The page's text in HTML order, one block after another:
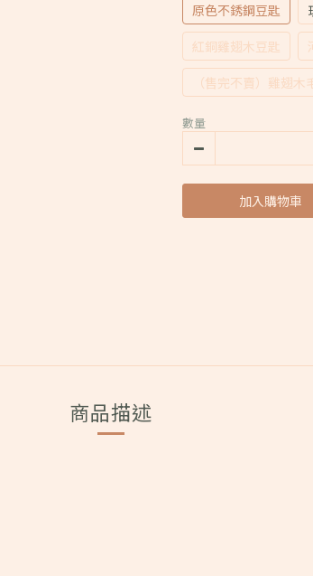
原色不銹鋼豆匙
紅銅雞翅木豆匙
（售完不賣）雞翅木
數量
加入購物車
商品描述